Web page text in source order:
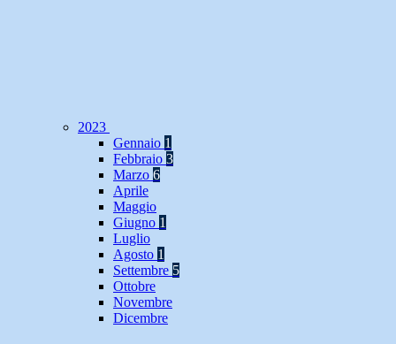
2023
Gennaio 1
Febbraio 3
Marzo 6
Aprile
Maggio
Giugno 1
Luglio
Agosto 1
Settembre 5
Ottobre
Novembre
Dicembre